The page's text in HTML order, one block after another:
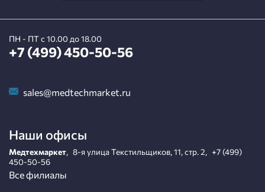
ПН - ПТ с 10.00 до 18.00
+7 (499) 450-50-56
sales@medtechmarket.ru
Наши офисы
Медтехмаркет, 8-я улица Текстильщиков, 11, стр. 2, +7 (499)
450-50-56
Все филиалы